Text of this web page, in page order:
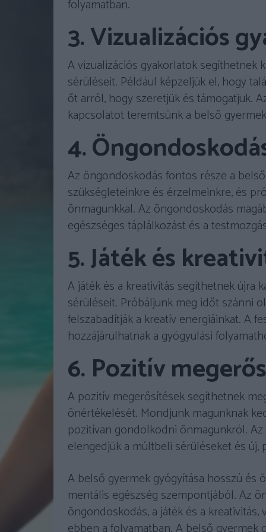
folyamatban.
3. Vizualizációs
A vizualizációs gyakorlatok segíthetnek
sérüléseit. Például képzeljük el, hogy
őt arról, hogy szeretjük és támogatjuk.
kapcsolatot teremtsünk a belső
4.
Az öngondoskodás fontos része a
szükségleteinkre és érzelmeinkre, és
önmagunkkal. Az öngondoskodás
egészséges táplálkozást és a
5. Játék és
A játék és a kreativitás segíthetnek újra
sérüléseit. Próbáljunk meg időt szánni
felszabadítják a kreatív energiáinkat. A
hozzájárulhatnak a gyógyulási
6. Pozitív
A pozitív megerősítések segíthetnek
önértékelését. Mondjunk magunknak
pozitívan gondolkodni önmagunkról.
elengedjük a múltbeli sérüléseket és
A belső gyermek gyógyítása hosszú és
mentális egészség szempontjából. Az
öngondoskodás, a játék és a